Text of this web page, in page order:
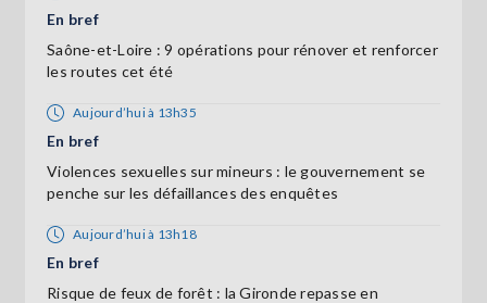
En bref
Saône-et-Loire : 9 opérations pour rénover et renforcer
les routes cet été
Aujourd’hui à 13h35
En bref
Violences sexuelles sur mineurs : le gouvernement se
penche sur les défaillances des enquêtes
Aujourd’hui à 13h18
En bref
Risque de feux de forêt : la Gironde repasse en